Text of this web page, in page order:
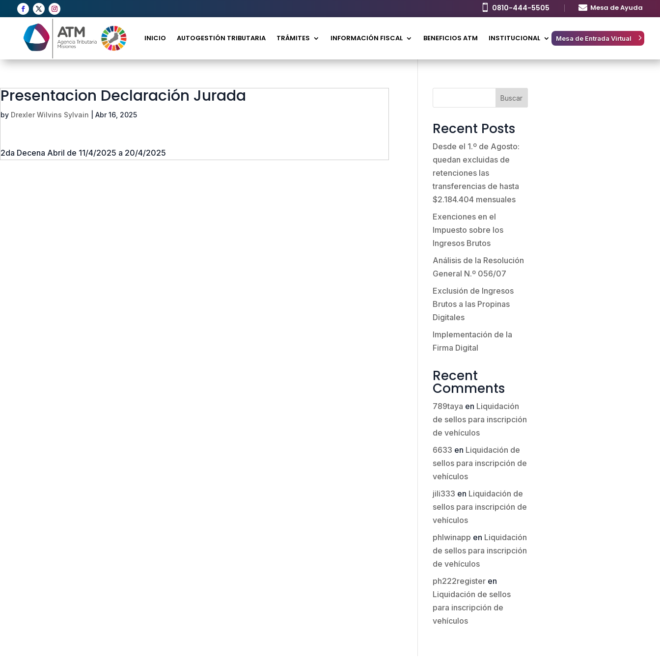
 0810-444-5505  Mesa de Ayuda
INICIO AUTOGESTIÓN TRIBUTARIA TRÁMITES INFORMACIÓN FISCAL BENEFICIOS ATM INSTITUCIONAL Mesa de Entrada Virtual
Presentacion Declaración Jurada
by Drexler Wilvins Sylvain Abr 16, 2025
2da Decena Abril de 11/4/2025 a 20/4/2025
Buscar
Recent Posts
Desde el 1.º de Agosto:
quedan excluidas de
retenciones las
transferencias de hasta
$2.184.404 mensuales
Exenciones en el
Impuesto sobre los
Ingresos Brutos
Análisis de la Resolución
General N.º 056/07
Exclusión de Ingresos
Brutos a las Propinas
Digitales
Implementación de la
Firma Digital
Recent
Comments
789taya en Liquidación
de sellos para inscripción
de vehículos
6633 en Liquidación de
sellos para inscripción de
vehículos
jili333 en Liquidación de
sellos para inscripción de
vehículos
phlwinapp en Liquidación
de sellos para inscripción
de vehículos
ph222registeren
Liquidación de sellos
para inscripción de
vehículos